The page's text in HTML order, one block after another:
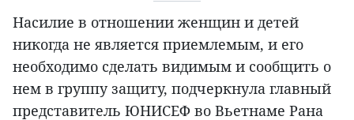
Насилие в отношении женщин и детей
никогда не является приемлемым, и его
необходимо сделать видимым и сообщить о
нем в группу защиту, подчеркнула главный
представитель ЮНИСЕФ во Вьетнаме Рана